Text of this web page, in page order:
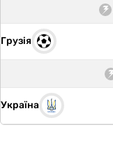
Грузія
Україна